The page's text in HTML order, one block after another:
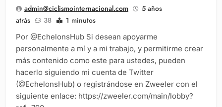
admin@ciclismointernacional.com
5 años
atrás
38 1 minutos
Por @EchelonsHub Si desean apoyarme
personalmente a mí y a mi trabajo, y permitirme crear
más contenido como este para ustedes, pueden
hacerlo siguiendo mi cuenta de Twitter
(@EchelonsHub) o registrándose en Zweeler con el
siguiente enlace: https://zweeler.com/main/lobby?